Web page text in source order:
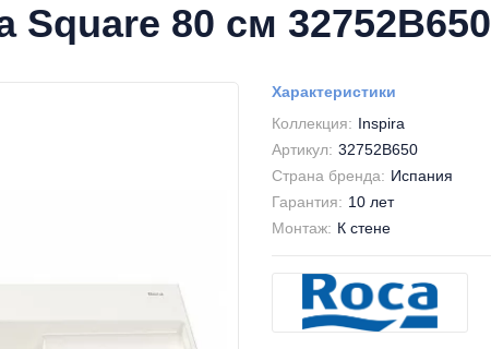
Square 80 см 32752B650
Характеристики
Коллекция: Inspira
Артикул: 32752B650
Страна бренда: Испания
Гарантия: 10 лет
Монтаж: К стене